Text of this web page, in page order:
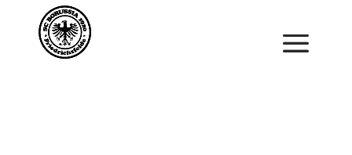
Saisonstart im April. Jetzt ein Schnuppertraining für
Kinder vereinbaren und zu Saisonbeginn dabei sein.